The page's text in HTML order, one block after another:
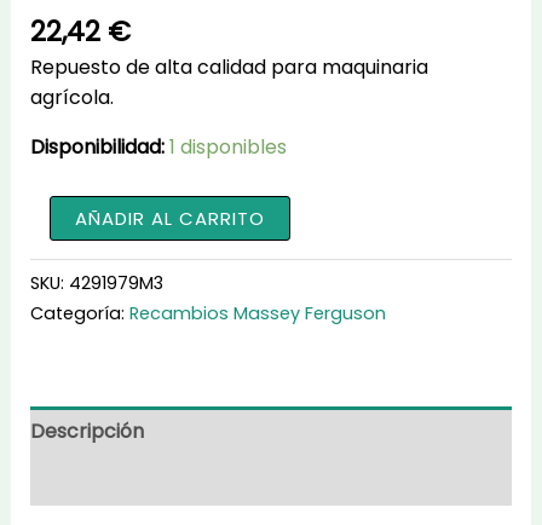
22,42 €
Repuesto de alta calidad para maquinaria
agrícola.
Disponibilidad:1 disponibles
Interruptor
para
tractores
4291979M3
cantidad
AÑADIR AL CARRITO
SKU: 4291979M3
Categoría: Recambios Massey Ferguson
Descripción